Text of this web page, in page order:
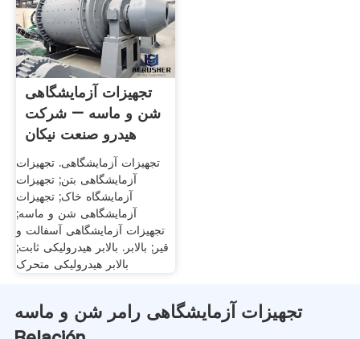
تجهیزات آزمایشگاهی
شن و ماسه – شرکت
هیدرو صنعت نیکان
تجهیزات آزمایشگاهی. تجهیزات
آزمایشگاهی بتن; تجهیزات
آزمایشگاه خاک; تجهیزات
آزمایشگاهی شن و ماسه;
تجهیزات آزمایشگاهی آسفالت و
قیر; بالابر. بالابر هیدرولیکی ثابت;
بالابر هیدرولیکی متحرک
تجهیزات آزمایشگاهی رامر شن و ماسه